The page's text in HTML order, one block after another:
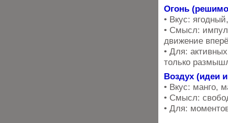
Огонь
• Вкус:
• Смысл:
движение
• Для:
только
Воздух (идеи
• Вкус: манго,
• Смысл:
• Для: